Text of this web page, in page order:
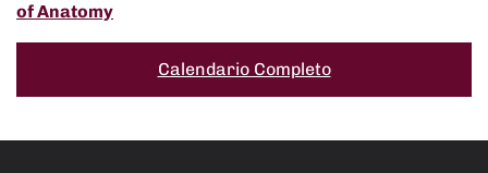
of Anatomy
Calendario Completo